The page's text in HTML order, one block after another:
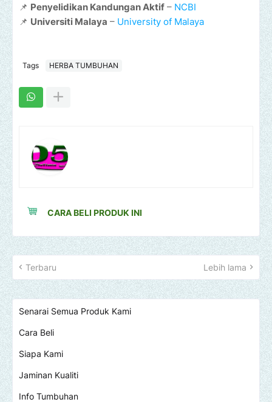
📌 Penyelidikan Kandungan Aktif – NCBI
📌 Universiti Malaya – University of Malaya
Tags HERBA TUMBUHAN
CARA BELI PRODUK INI
Terbaru Lebih lama
Senarai Semua Produk Kami
Cara Beli
Siapa Kami
Jaminan Kualiti
Info Tumbuhan